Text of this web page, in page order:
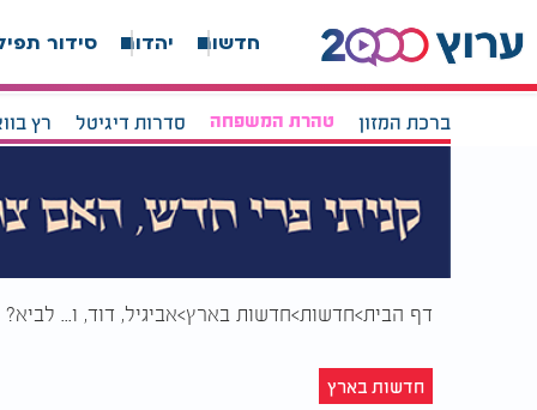
חדשות יהדות סידור
ברכת המזון טהרת המשפחה סדרות דיגיטל רץ
דף הבית חדשות חדשות בארץ אביגיל, דוד, ו... לביא?
חדשות בארץ